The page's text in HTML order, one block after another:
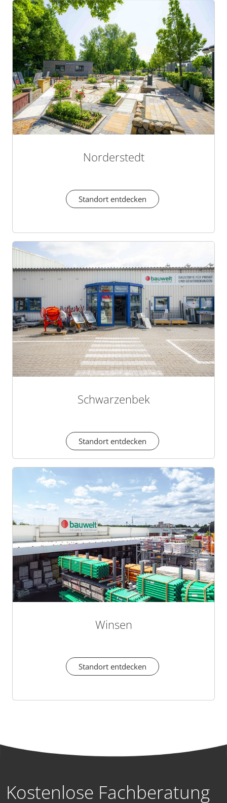
Norderstedt
Standort entdecken
Schwarzenbek
Standort entdecken
Winsen
Standort entdecken
Kostenlose Fachberatung